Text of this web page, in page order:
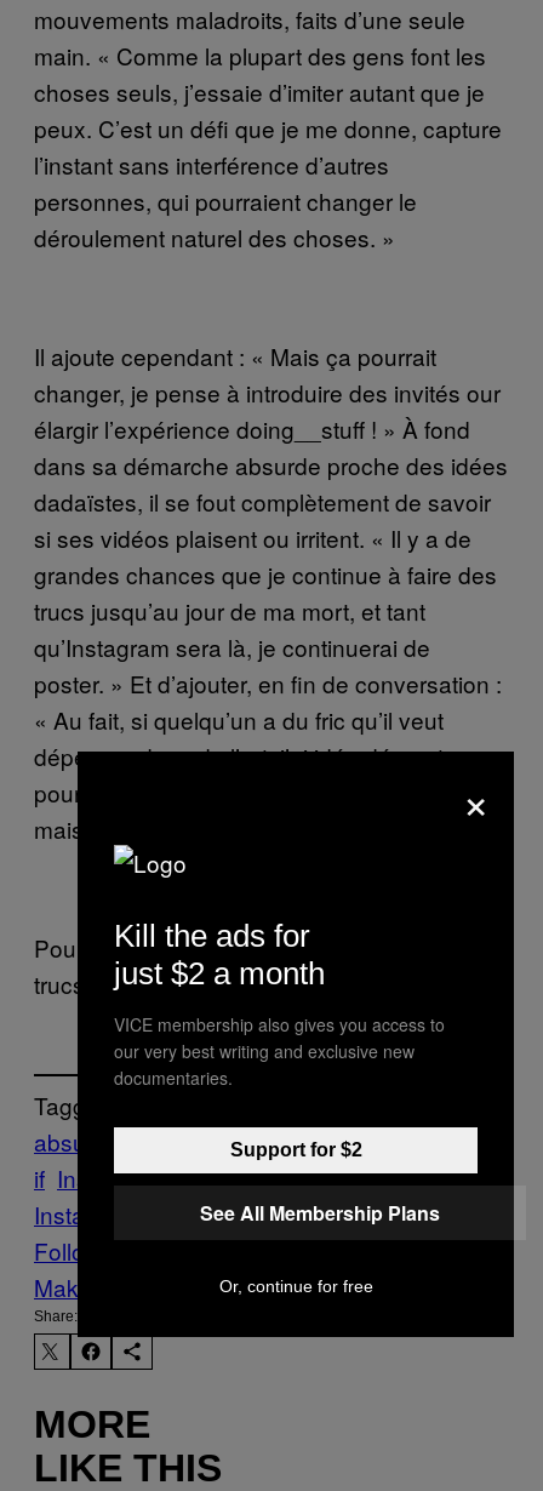
mouvements maladroits, faits d’une seule
main. « Comme la plupart des gens font les
choses seuls, j’essaie d’imiter autant que je
peux. C’est un défi que je me donne, capture
l’instant sans interférence d’autres
personnes, qui pourraient changer le
déroulement naturel des choses. »
Il ajoute cependant : « Mais ça pourrait
changer, je pense à introduire des invités our
élargir l’expérience doing__stuff ! » À fond
dans sa démarche absurde proche des idées
dadaïstes, il se fout complètement de savoir
si ses vidéos plaisent ou irritent. « Il y a de
grandes chances que je continue à faire des
trucs jusqu’au jour de ma mort, et tant
qu’Instagram sera là, je continuerai de
poster. » Et d’ajouter, en fin de conversation :
« Au fait, si quelqu’un a du fric qu’il veut
dépenser dans de l’art, j’ai idée démente
pour un événement. » On a pas plus d’infos,
mais à bon entendeur…
Pour voir Dale faire encore tout plein d’autres
trucs, cliquezici.
Tagged:
absurde
australie collection
if Instagram Mardi
Insta
melbourne quotidien video
Follow Us On Discover
Make Us Preferred In Top Stories
Share:
MORE
LIKE THIS
×
Kill the ads for
just $2 a month
VICE membership also gives you access to
our very best writing and exclusive new
documentaries.
Support for $2
See All Membership Plans
Or, continue for free